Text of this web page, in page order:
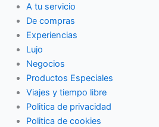
A tu servicio
De compras
Experiencias
Lujo
Negocios
Productos Especiales
Viajes y tiempo libre
Politica de privacidad
Politica de cookies